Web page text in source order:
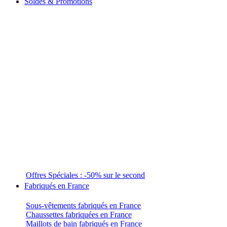
Offres Spéciales : -50% sur le second
Fabriqués en France
Sous-vêtements fabriqués en France
Chaussettes fabriquées en France
Maillots de bain fabriqués en France